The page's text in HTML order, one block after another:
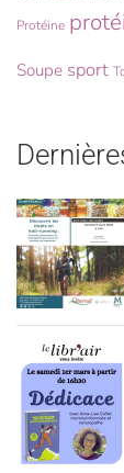
Protéine
Soupe sport